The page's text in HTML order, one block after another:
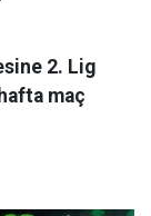
2. Lig
maç